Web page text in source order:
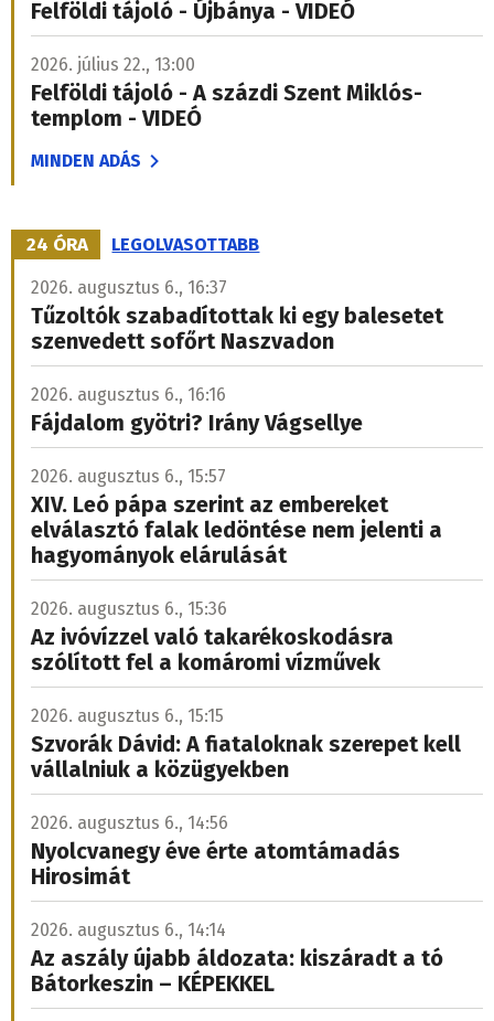
Felföldi tájoló - Újbánya - VIDEÓ
2026. július 22., 13:00
Felföldi tájoló - A százdi Szent Miklós-
templom - VIDEÓ
MINDEN ADÁS
24 ÓRA LEGOLVASOTTABB
2026. augusztus 6., 16:37
Tűzoltók szabadítottak ki egy balesetet
szenvedett sofőrt Naszvadon
2026. augusztus 6., 16:16
Fájdalom gyötri? Irány Vágsellye
2026. augusztus 6., 15:57
XIV. Leó pápa szerint az embereket
elválasztó falak ledöntése nem jelenti a
hagyományok elárulását
2026. augusztus 6., 15:36
Az ivóvízzel való takarékoskodásra
szólított fel a komáromi vízművek
2026. augusztus 6., 15:15
Szvorák Dávid: A fiataloknak szerepet kell
vállalniuk a közügyekben
2026. augusztus 6., 14:56
Nyolcvanegy éve érte atomtámadás
Hirosimát
2026. augusztus 6., 14:14
Az aszály újabb áldozata: kiszáradt a tó
Bátorkeszin – KÉPEKKEL